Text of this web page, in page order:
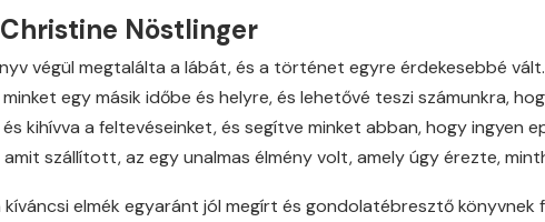
Nöstlinger
végül megtalálta a lábát, és a történet egyre érdekesebbé
egy másik időbe és helyre, és lehetővé teszi számunkra,
kihívva a feltevéseinket, és segítve minket abban, hogy ingyen
szállított, az egy unalmas élmény volt, amely úgy érezte,
elmék egyaránt jól megírt és gondolatébresztő könyvnek